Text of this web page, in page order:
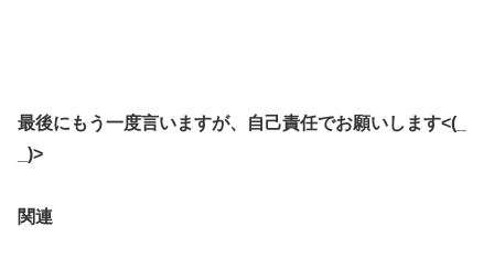
最後にもう一度言いますが、自己責任でお願いします<(_
_)>
関連